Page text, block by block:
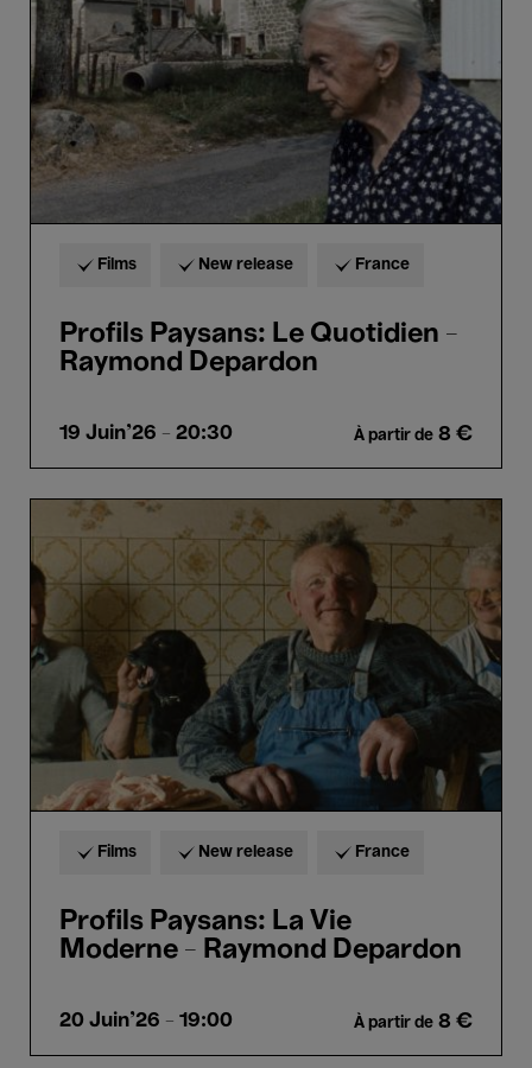
-
Raymond
Depardon
Films New release France
Profils Paysans: Le Quotidien -
Raymond Depardon
19 Juin'26 - 20:30 À partir de 8 €
Profils
Paysans:
Vie
Moderne
-
Raymond
Depardon
Films New release France
Profils Paysans: La Vie
Moderne - Raymond Depardon
20 Juin'26 - 19:00 À partir de 8 €